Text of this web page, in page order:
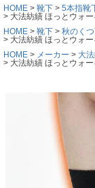
HOME
靴下
5本指靴
大法紡績 ほっとウォ
HOME
靴下
秋のく
大法紡績 ほっとウォ
HOME
メーカー 大
大法紡績 ほっとウォ